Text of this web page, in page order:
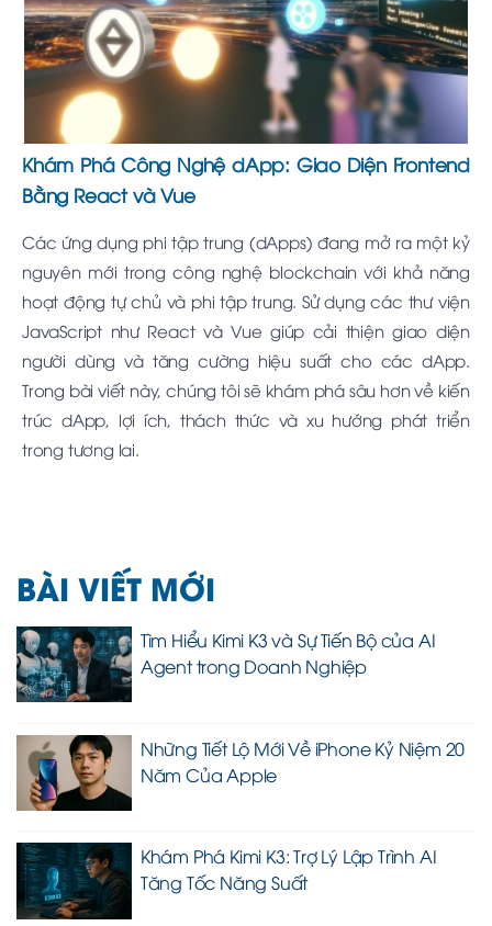
Khám Phá Công Nghệ dApp: Giao Diện Frontend
Bằng React và Vue
Các ứng dụng phi tập trung (dApps) đang mở ra một kỷ
nguyên mới trong công nghệ blockchain với khả năng
hoạt động tự chủ và phi tập trung. Sử dụng các thư viện
JavaScript như React và Vue giúp cải thiện giao diện
người dùng và tăng cường hiệu suất cho các dApp.
Trong bài viết này, chúng tôi sẽ khám phá sâu hơn về kiến
trúc dApp, lợi ích, thách thức và xu hướng phát triển
trong tương lai.
BÀI VIẾT MỚI
Tìm Hiểu Kimi K3 và Sự Tiến Bộ của AI
Agent trong Doanh Nghiệp
Những Tiết Lộ Mới Về iPhone Kỷ Niệm 20
Năm Của Apple
Khám Phá Kimi K3: Trợ Lý Lập Trình AI
Tăng Tốc Năng Suất